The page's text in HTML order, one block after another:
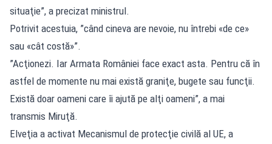
situaţie”, a precizat ministrul.
Potrivit acestuia, ”când cineva are nevoie, nu întrebi «de ce»
sau «cât costă»”.
”Acţionezi. Iar Armata României face exact asta. Pentru că în
astfel de momente nu mai există graniţe, bugete sau funcţii.
Există doar oameni care îi ajută pe alţi oameni”, a mai
transmis Miruţă.
Elveţia a activat Mecanismul de protecţie civilă al UE, a